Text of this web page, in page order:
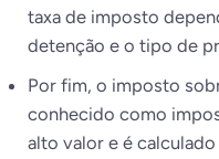
taxa de imposto
detenção e o tipo de
Por fim, o imposto
conhecido como
alto valor e é